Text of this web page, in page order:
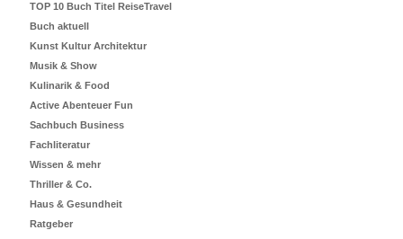
TOP 10 Buch Titel ReiseTravel
Buch aktuell
Kunst Kultur Architektur
Musik & Show
Kulinarik & Food
Active Abenteuer Fun
Sachbuch Business
Fachliteratur
Wissen & mehr
Thriller & Co.
Haus & Gesundheit
Ratgeber